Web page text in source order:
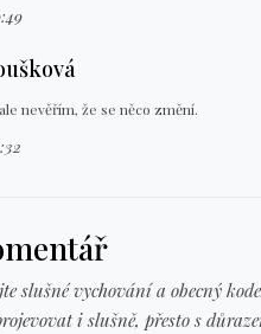
nevěřím, že se něco změní.
slušné vychování a obecný
i slušně, přesto s